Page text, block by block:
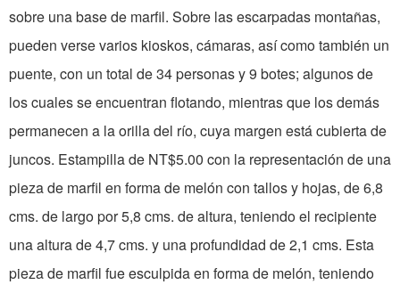
sobre una base de marfil. Sobre las escarpadas montañas,
pueden verse varios kioskos, cámaras, así como también un
puente, con un total de 34 personas y 9 botes; algunos de
los cuales se encuentran flotando, mientras que los demás
permanecen a la orilla del río, cuya margen está cubierta de
juncos. Estampilla de NT$5.00 con la representación de una
pieza de marfil en forma de melón con tallos y hojas, de 6,8
cms. de largo por 5,8 cms. de altura, teniendo el recipiente
una altura de 4,7 cms. y una profundidad de 2,1 cms. Esta
pieza de marfil fue esculpida en forma de melón, teniendo